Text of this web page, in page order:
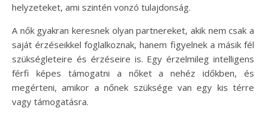
helyzeteket, ami szintén vonzó tulajdonság.
A nők gyakran keresnek olyan partnereket, akik nem csak a
saját érzéseikkel foglalkoznak, hanem figyelnek a másik fél
szükségleteire és érzéseire is. Egy érzelmileg intelligens
férfi képes támogatni a nőket a nehéz időkben, és
megérteni, amikor a nőnek szüksége van egy kis térre
vagy támogatásra.